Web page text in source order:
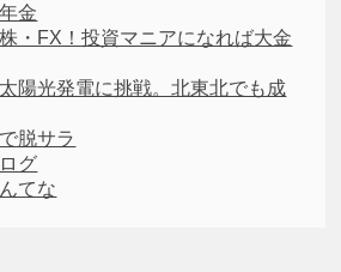
金
・FX！投資マニアになれば大金
陽光発電に挑戦。北東北でも成
脱サラ
グ
てな